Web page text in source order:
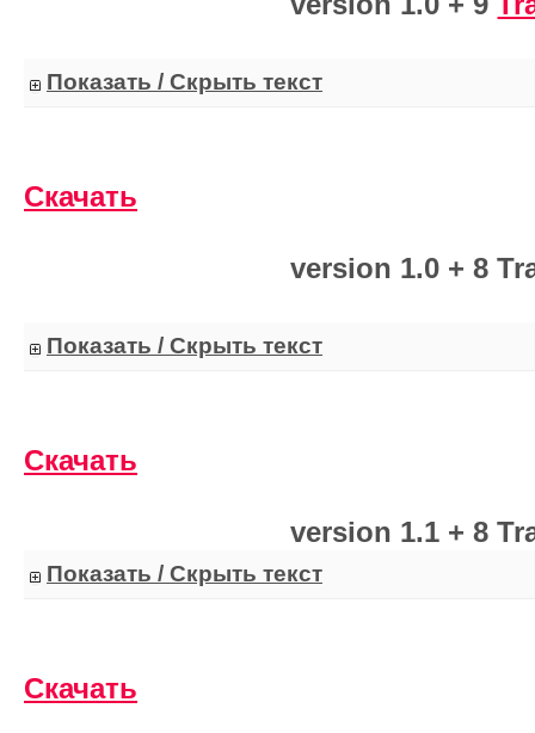
Показать / Скрыть текст
Скачать
version 1.0 + 8
Показать / Скрыть текст
Скачать
version 1.1 + 8
Показать / Скрыть текст
Скачать